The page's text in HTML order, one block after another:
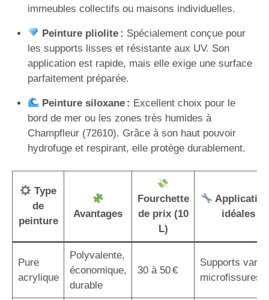
immeubles collectifs ou maisons individuelles.
Peinture pliolite : Spécialement conçue pour
les supports lisses et résistante aux UV. Son
application est rapide, mais elle exige une surface
parfaitement préparée.
Peinture siloxane : Excellent choix pour le
bord de mer ou les zones très humides à
Champfleur (72610). Grâce à son haut pouvoir
hydrofuge et respirant, elle protège durablement.
Type
de
peinture
Avantages
Fourchette
de prix (10
L)
idéales
Pure
acrylique
Polyvalente,
économique,
durable
30 à 50 €
Supports
microfissures